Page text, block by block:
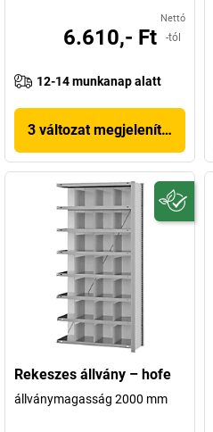
Nettó
6.610,- Ft -tól
12-14 munkanap alatt
3 változat megjelenítése
Rekeszes állvány – hofe
állványmagasság 2000 mm